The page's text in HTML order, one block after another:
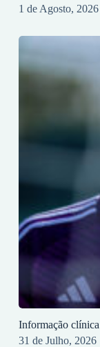
1 de Agosto, 2026
Informação
31 de Julho, 2026